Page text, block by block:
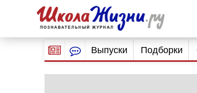
Выпуски Подборки